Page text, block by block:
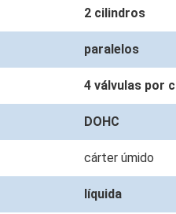
2 cilindros
paralelos
4 válvulas por
DOHC
cárter úmido
líquida